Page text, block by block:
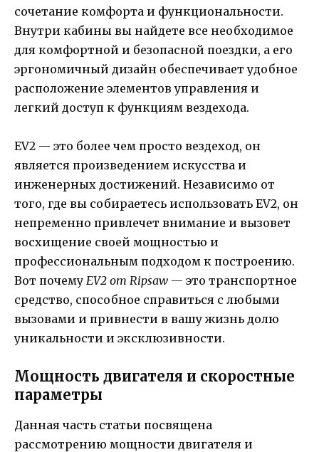
сочетание комфорта и функциональности.
Внутри кабины вы найдете все необходимое
для комфортной и безопасной поездки, а его
эргономичный дизайн обеспечивает удобное
расположение элементов управления и
легкий доступ к функциям вездехода.
EV2 — это более чем просто вездеход, он
является произведением искусства и
инженерных достижений. Независимо от
того, где вы собираетесь использовать EV2, он
непременно привлечет внимание и вызовет
восхищение своей мощностью и
профессиональным подходом к построению.
Вот почему EV2 от Ripsaw — это транспортное
средство, способное справиться с любыми
вызовами и привнести в вашу жизнь долю
уникальности и эксклюзивности.
Мощность двигателя и скоростные
параметры
Данная часть статьи посвящена
рассмотрению мощности двигателя и